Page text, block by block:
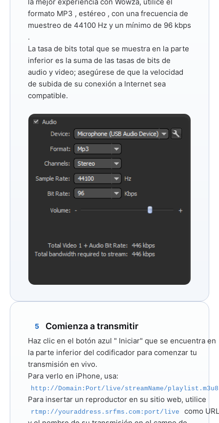
formato MP3 , estéreo , con una frecuencia de
muestreo de 44100 Hz y un mínimo de 96 kbps
.
La tasa de bits total que se muestra en la parte
inferior es la suma de las tasas de bits de
audio y video; asegúrese de que la velocidad
de subida de su conexión a Internet sea
compatible.
5 Comienza a transmitir
Haz clic en el botón azul " Iniciar" que se encuentra en
la parte inferior del codificador para comenzar tu
transmisión en vivo.
Para verlo en iPhone, usa:
http://Domain:Port/live/streamName/playlist.m3u8
Para insertar un reproductor en su sitio web, utilice
rtmp://youraddress.srfms.com:port/live
como URL